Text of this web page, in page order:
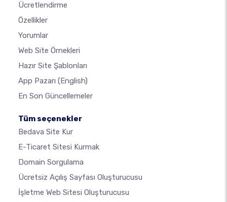
Ücretlendirme
Özellikler
Yorumlar
Web Site Örnekleri
Hazır Site Şablonları
App Pazarı (English)
En Son Güncellemeler
Tüm seçenekler
Bedava Site Kur
E-Ticaret Sitesi Kurmak
Domain Sorgulama
Ücretsiz Açılış Sayfası Oluşturucusu
İşletme Web Sitesi Oluşturucusu